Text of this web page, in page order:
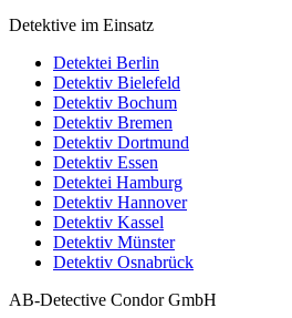
Detektive im Einsatz
Detektei Berlin
Detektiv Bielefeld
Detektiv Bochum
Detektiv Bremen
Detektiv Dortmund
Detektiv Essen
Detektei Hamburg
Detektiv Hannover
Detektiv Kassel
Detektiv Münster
Detektiv Osnabrück
AB-Detective Condor GmbH